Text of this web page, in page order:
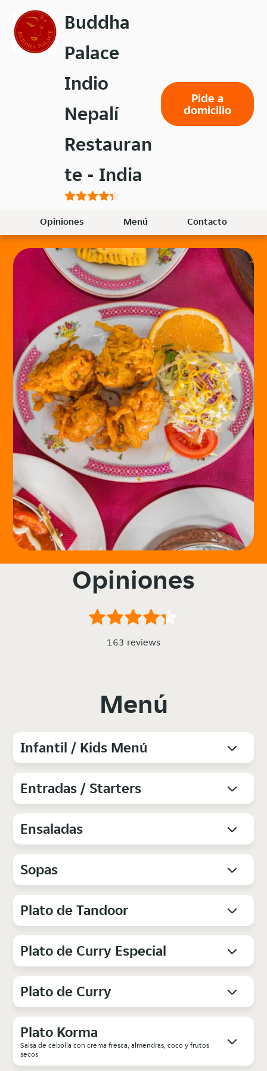
menú
principal
Buddha
Palace
Indio
Nepalí
Restauran
te - India
Pide a
domicilio
Opiniones Menú Contacto
Opiniones
163 reviews
Menú
Infantil / Kids Menú
Entradas / Starters
Ensaladas
Sopas
Plato de Tandoor
Plato de Curry Especial
Plato de Curry
Plato Korma
Salsa de cebolla con crema fresca, almendras, coco y frutos
secos